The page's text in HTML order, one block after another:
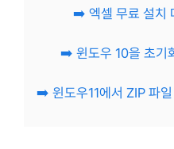
➡️ 엑셀 무료 설치
➡️ 윈도우 10을 초기
➡️ 윈도우11에서 ZIP 파